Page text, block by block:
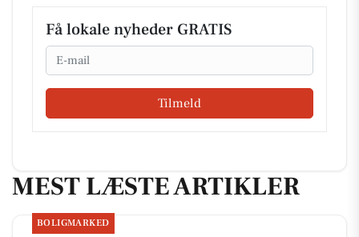
Få lokale nyheder GRATIS
Email
Tilmeld
MEST LÆSTE ARTIKLER
BOLIGMARKED